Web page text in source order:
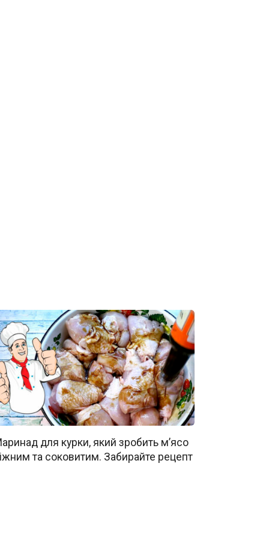
для курки, який зробить м’ясо
та соковитим. Забирайте рецепт